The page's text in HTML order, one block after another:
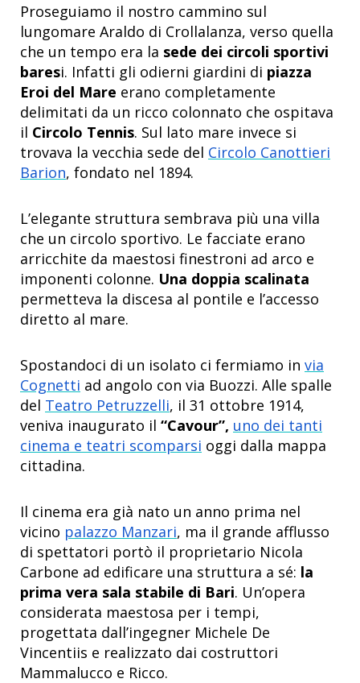
Proseguiamo il nostro cammino sul
lungomare Araldo di Crollalanza, verso quella
che un tempo era la sede dei circoli sportivi
baresi. Infatti gli odierni giardini di piazza
Eroi del Mare erano completamente
delimitati da un ricco colonnato che ospitava
il Circolo Tennis. Sul lato mare invece si
trovava la vecchia sede del Circolo Canottieri
Barion, fondato nel 1894.
L’elegante struttura sembrava più una villa
che un circolo sportivo. Le facciate erano
arricchite da maestosi finestroni ad arco e
imponenti colonne. Una doppia scalinata
permetteva la discesa al pontile e l’accesso
diretto al mare.
Spostandoci di un isolato ci fermiamo in via
Cognetti ad angolo con via Buozzi. Alle spalle
del Teatro Petruzzelli, il 31 ottobre 1914,
veniva inaugurato il “Cavour”, uno dei tanti
cinema e teatri scomparsi oggi dalla mappa
cittadina.
Il cinema era già nato un anno prima nel
vicino palazzo Manzari, ma il grande afflusso
di spettatori portò il proprietario Nicola
Carbone ad edificare una struttura a sé: la
prima vera sala stabile di Bari. Un’opera
considerata maestosa per i tempi,
progettata dall’ingegner Michele De
Vincentiis e realizzato dai costruttori
Mammalucco e Ricco.